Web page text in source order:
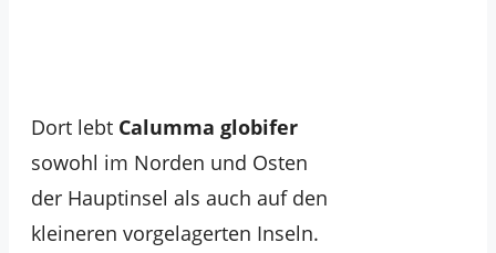
Dort lebt Calumma globifer
sowohl im Norden und Osten
der Hauptinsel als auch auf den
kleineren vorgelagerten Inseln.